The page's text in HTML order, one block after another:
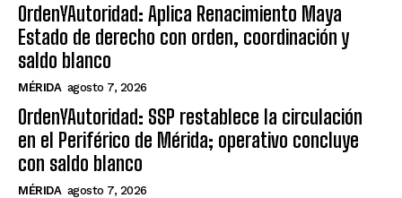
OrdenYAutoridad: Aplica Renacimiento Maya
Estado de derecho con orden, coordinación y
saldo blanco
MÉRIDA agosto 7, 2026
OrdenYAutoridad: SSP restablece la circulación
en el Periférico de Mérida; operativo concluye
con saldo blanco
MÉRIDA agosto 7, 2026